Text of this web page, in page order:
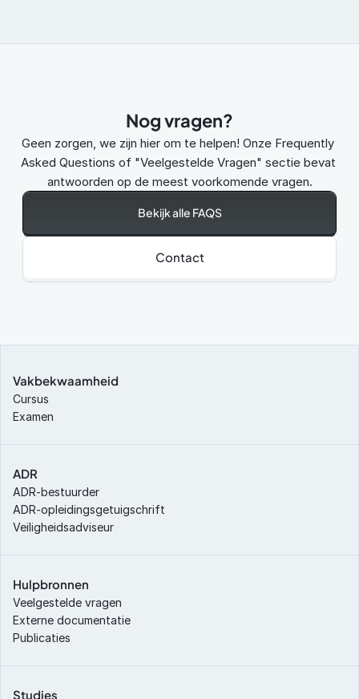
Nog vragen?
Geen zorgen, we zijn hier om te helpen! Onze Frequently
Asked Questions of "Veelgestelde Vragen" sectie bevat
antwoorden op de meest voorkomende vragen.
Bekijk alle FAQS
Contact
Vakbekwaamheid
Cursus
Examen
ADR
ADR-bestuurder
ADR-opleidingsgetuigschrift
Veiligheidsadviseur
Hulpbronnen
Veelgestelde vragen
Externe documentatie
Publicaties
Studies